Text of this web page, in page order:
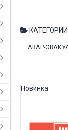
КАТЕГОРИИ
АВАР-
Новинка